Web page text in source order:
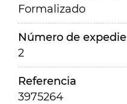
Formalizado
Número de
2
Referencia
3975264